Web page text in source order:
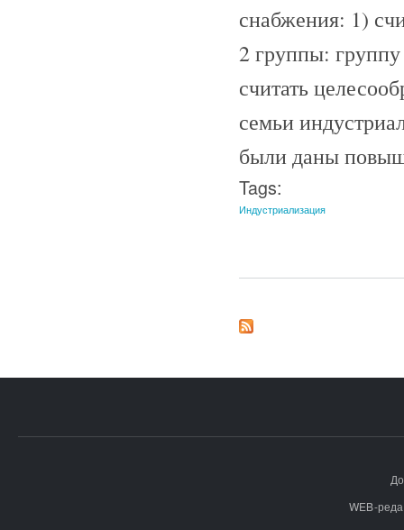
снабжения: 1)
2 группы:
считать
семьи
были даны
Tags:
Индустриализация
WEB-